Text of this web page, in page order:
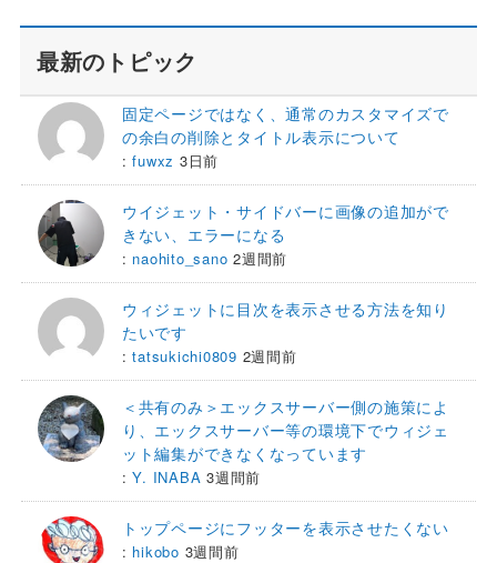
最新のトピック
固定ページではなく、通常のカスタマイズで
の余白の削除とタイトル表示について
:fuwxz 3日前
ウイジェット・サイドバーに画像の追加がで
きない、エラーになる
: naohito_sano 2週間前
ウィジェットに目次を表示させる方法を知り
たいです
:tatsukichi0809 2週間前
＜共有のみ＞エックスサーバー側の施策によ
り、エックスサーバー等の環境下でウィジェ
ット編集ができなくなっています
:Y. INABA 3週間前
トップページにフッターを表示させたくない
: hikobo 3週間前